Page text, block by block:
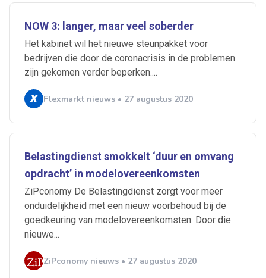
NOW 3: langer, maar veel soberder
Het kabinet wil het nieuwe steunpakket voor
bedrijven die door de coronacrisis in de problemen
zijn gekomen verder beperken....
Flexmarkt nieuws • 27 augustus 2020
Belastingdienst smokkelt ‘duur en omvang
opdracht’ in modelovereenkomsten
ZiPconomy De Belastingdienst zorgt voor meer
onduidelijkheid met een nieuw voorbehoud bij de
goedkeuring van modelovereenkomsten. Door die
nieuwe...
ZiPconomy nieuws • 27 augustus 2020